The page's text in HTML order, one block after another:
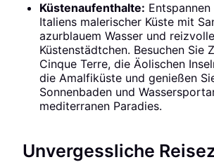
Küstenaufenthalte:
Italiens malerischer Küste mit
azurblauem Wasser und
Küstenstädtchen. Besuchen Sie
Cinque Terre, die Äolischen
die Amalfiküste und genießen
Sonnenbaden und
mediterranen Paradies.
Unvergessliche